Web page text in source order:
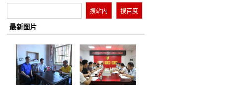
最新图片